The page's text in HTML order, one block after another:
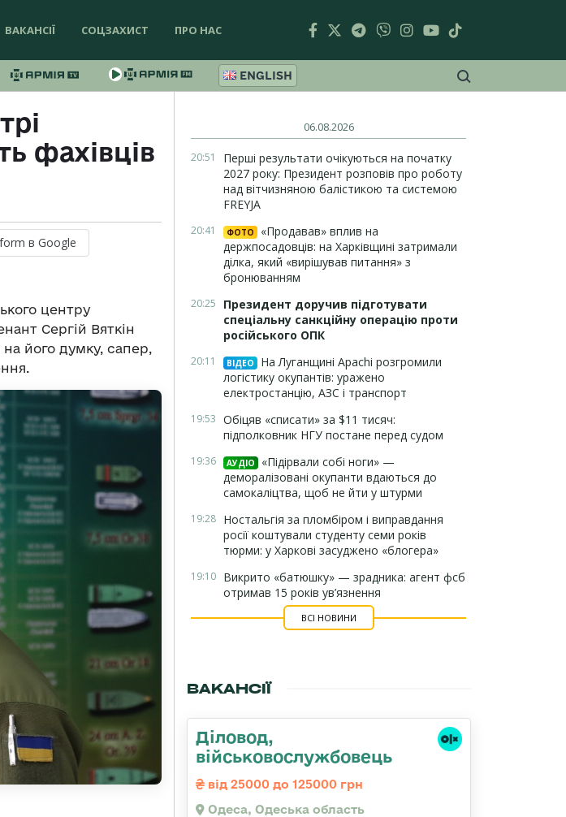
ВАКАНСІЇ СОЦЗАХИСТ ПРО НАС
ENGLISH
фахівців
в Google
центру
Сергій Вяткін
його думку, сапер,
06.08.2026
20:51
Перші результати очікуються на початку
2027 року: Президент розповів про роботу
над вітчизняною балістикою та системою
FREYJA
20:41 ФОТО
«Продавав» вплив на
держпосадовців: на Харківщині затримали
ділка, який «вирішував питання» з
бронюванням
20:25
Президент доручив підготувати
спеціальну санкційну операцію проти
російського ОПК
20:11 ВІДЕО
На Луганщині Apachi розгромили
логістику окупантів: уражено
електростанцію, АЗС і транспорт
19:53 Обіцяв «списати» за $11 тисяч:
підполковник НГУ постане перед судом
19:36 АУДІО
«Підірвали собі ноги» —
деморалізовані окупанти вдаються до
самокаліцтва, щоб не йти у штурми
19:28 Ностальгія за пломбіром і виправдання
росії коштували студенту семи років
тюрми: у Харкові засуджено «блогера»
19:10 Викрито «батюшку» — зрадника: агент фсб
отримав 15 років ув’язнення
ВСІ НОВИНИ
ВАКАНСІЇ
Діловод,
військовослужбовець
від 25000 до 125000 грн
Одеса, Одеська область